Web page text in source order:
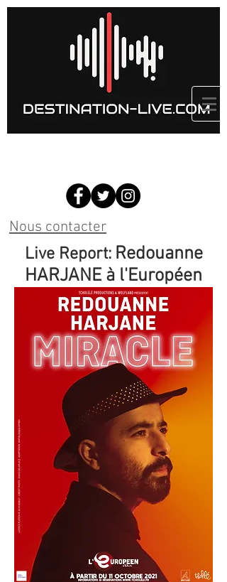
Nous contacter
Live Report: Redouanne
HARJANE à l'Européen